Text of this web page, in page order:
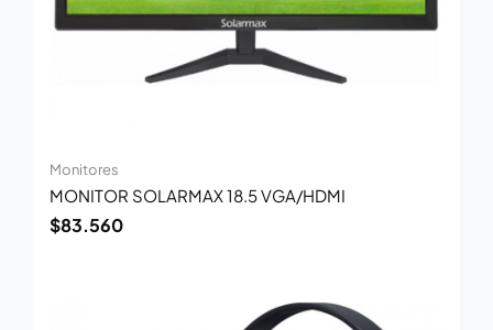
Monitores
MONITOR SOLARMAX 18.5 VGA/HDMI
$83.560